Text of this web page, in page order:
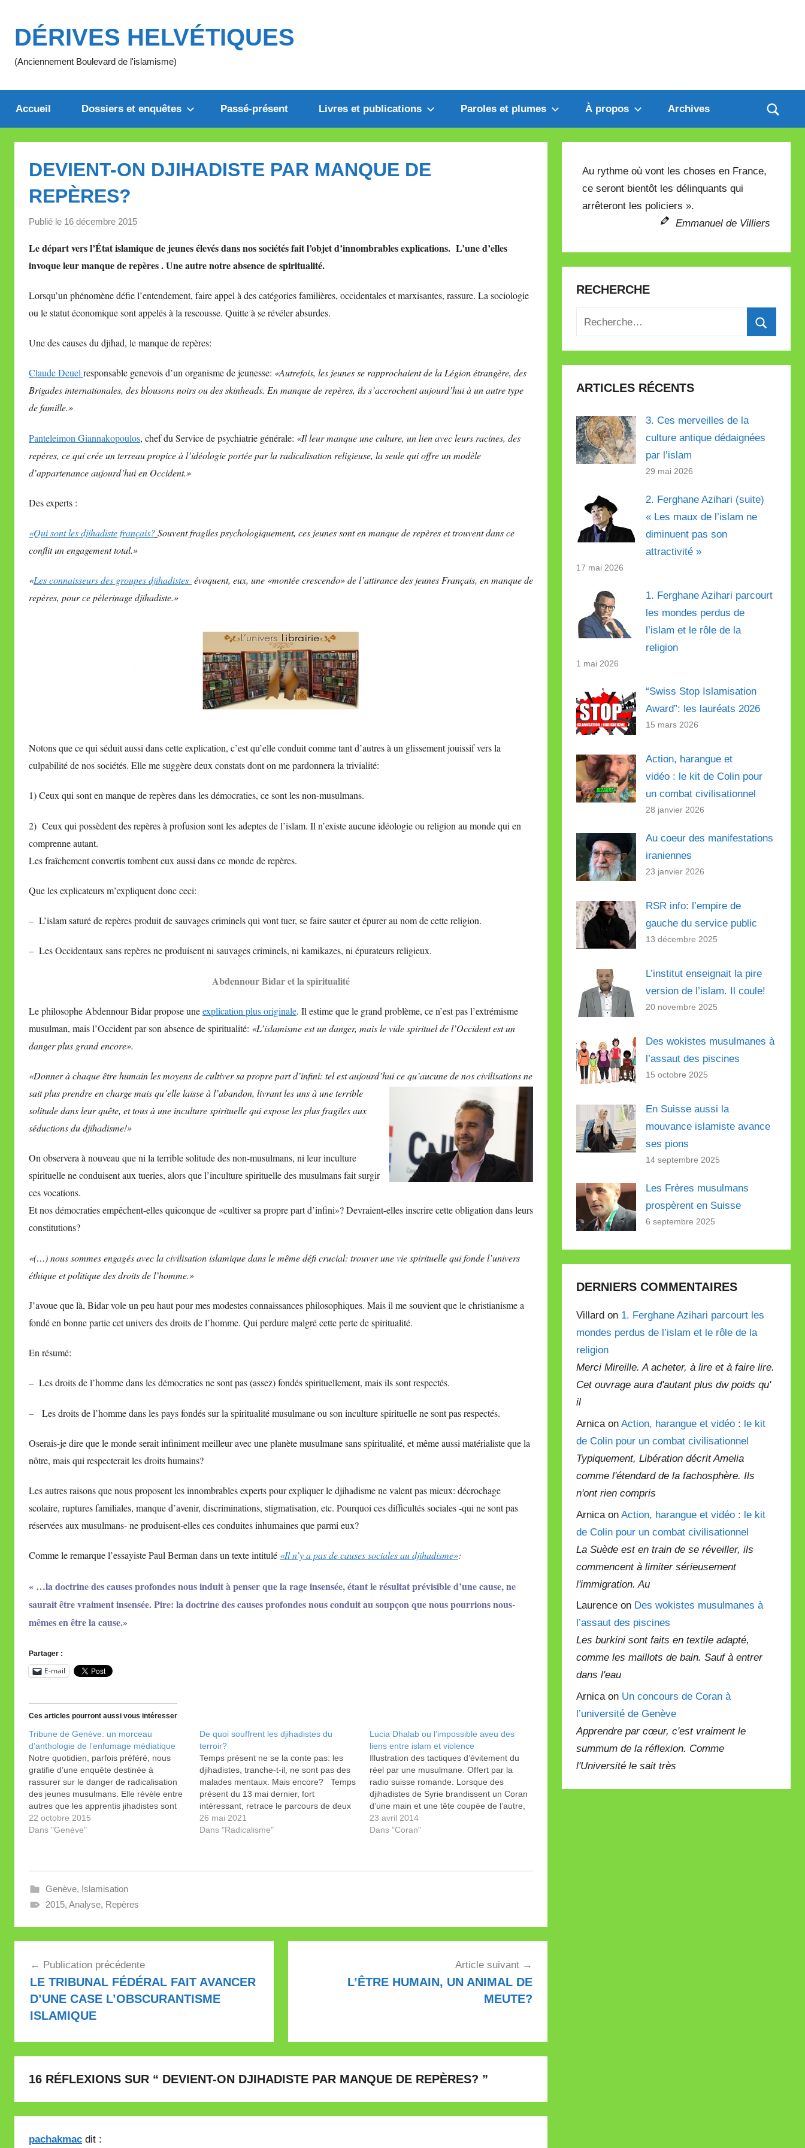
contenu
DÉRIVES HELVÉTIQUES
(Anciennement Boulevard de l'islamisme)
Accueil Dossiers et enquêtes Passé-présent Livres et publications Paroles et plumes À propos Archives
DEVIENT-ON DJIHADISTE PAR MANQUE DE
REPÈRES?
Publié le 16 décembre 2015
r
M
r
e
l
e
V
l
e
Le départ vers l’État islamique de jeunes élevés dans nos sociétés fait l’objet d’innombrables explications. L’une d’elles
invoque leur manque de repères . Une autre notre absence de spiritualité.
Lorsqu’un phénomène défie l’entendement, faire appel à des catégories familières, occidentales et marxisantes, rassure. La sociologie
ou le statut économique sont appelés à la rescousse. Quitte à se révéler absurdes.
Une des causes du djihad, le manque de repères:
Claude Deuelresponsable genevois d’un organisme de jeunesse: «Autrefois, les jeunes se rapprochaient de la Légion étrangère, des
Brigades internationales, des blousons noirs ou des skinheads. En manque de repères, ils s’accrochent aujourd’hui à un autre type
de famille.»
Panteleimon Giannakopoulos, chef du Service de psychiatrie générale: «Il leur manque une culture, un lien avec leurs racines, des
repères, ce qui crée un terreau propice à l’idéologie portée par la radicalisation religieuse, la seule qui offre un modèle
d’appartenance aujourd’hui en Occident.»
Des experts :
«Qui sont les djihadiste français?Souvent fragiles psychologiquement, ces jeunes sont en manque de repères et trouvent dans ce
conflit un engagement total.»
«Les connaisseurs des groupes djihadistes évoquent, eux, une «montée crescendo» de l’attirance des jeunes Français, en manque de
repères, pour ce pèlerinage djihadiste.»
Notons que ce qui séduit aussi dans cette explication, c’est qu’elle conduit comme tant d’autres à un glissement jouissif vers la
culpabilité de nos sociétés. Elle me suggère deux constats dont on me pardonnera la trivialité:
1) Ceux qui sont en manque de repères dans les démocraties, ce sont les non-musulmans.
2) Ceux qui possèdent des repères à profusion sont les adeptes de l’islam. Il n’existe aucune idéologie ou religion au monde qui en
comprenne autant.
Les fraîchement convertis tombent eux aussi dans ce monde de repères.
Que les explicateurs m’expliquent donc ceci:
– L’islam saturé de repères produit de sauvages criminels qui vont tuer, se faire sauter et épurer au nom de cette religion.
– Les Occidentaux sans repères ne produisent ni sauvages criminels, ni kamikazes, ni épurateurs religieux.
Abdennour Bidar et la spiritualité
Le philosophe Abdennour Bidar propose uneexplication plus originale. Il estime que le grand problème, ce n’est pas l’extrémisme
musulman, mais l’Occident par son absence de spiritualité: «L’islamisme est un danger, mais le vide spirituel de l’Occident est un
danger plus grand encore».
«Donner à chaque être humain les moyens de cultiver sa propre part d’infini: tel est aujourd’hui cequ’aucune de nos civilisations ne
sait plus prendre en charge mais qu’elle laisse à l’abandon, livrant les uns à une terrible
solitude dans leur quête, et tous à une inculture spirituelle qui expose les plus fragiles aux
séductions du djihadisme!»
On observera à nouveau que ni la terrible solitude des non-musulmans, ni leur inculture
spirituelle ne conduisent aux tueries, alors que l’inculture spirituelle des musulmans fait surgir
ces vocations.
Et nos démocraties empêchent-elles quiconque de «cultiver sa propre part d’infini»? Devraient-elles inscrire cette obligation dans leurs
constitutions?
«(…) nous sommes engagés avec la civilisation islamique dans le même défi crucial: trouver une vie spirituelle qui fonde l’univers
éthique et politique des droits de l’homme.»
J’avoue que là, Bidar vole un peu haut pour mes modestes connaissances philosophiques. Mais il me souvient que le christianisme a
fondé en bonne partie cet univers des droits de l’homme. Qui perdure malgré cette perte de spiritualité.
En résumé:
– Les droits de l’homme dans les démocraties ne sont pas (assez) fondés spirituellement, mais ils sont respectés.
– Les droits de l’homme dans les pays fondés sur la spiritualité musulmane ou son inculture spirituelle ne sont pas respectés.
Oserais-je dire que le monde serait infiniment meilleur avec une planète musulmane sans spiritualité, et même aussi matérialiste que la
nôtre, mais qui respecterait les droits humains?
Les autres raisons que nous proposent les innombrables experts pour expliquer le djihadisme ne valent pas mieux: décrochage
scolaire, ruptures familiales, manque d’avenir, discriminations, stigmatisation, etc. Pourquoi ces difficultés sociales -qui ne sont pas
réservées aux musulmans- ne produisent-elles ces conduites inhumaines que parmi eux?
Comme le remarque l’essayiste Paul Berman dans un texte intitulé «Il n’y a pas de causes sociales au djihadisme»:
« …la doctrine des causes profondes nous induit à penser que la rage insensée, étant le résultat prévisible d’une cause, ne
saurait être vraiment insensée. Pire: la doctrine des causes profondes nous conduit au soupçon que nous pourrions nous-
mêmes en être la cause.»
Partager :
E-mail
Ces articles pourront aussi vous intéresser
Tribune de Genève: un morceau
d’anthologie de l’enfumage médiatique
Notre quotidien, parfois préféré, nous
gratifie d’une enquête destinée à
rassurer sur le danger de radicalisation
des jeunes musulmans. Elle révèle entre
autres que les apprentis jihadistes sont
en fait des humanistes.
22 octobre 2015
Dans "Genève"
De quoi souffrent les djihadistes du
terroir?
Temps présent ne se la conte pas: les
djihadistes, tranche-t-il, ne sont pas des
malades mentaux. Mais encore? Temps
présent du 13 mai dernier, fort
intéressant, retrace le parcours de deux
djihadistes suisses. En fait, il sont trois.
Le 12 septembre 2020, un Turco-Suisse
26 mai 2021
Dans "Radicalisme"
Lucia Dhalab ou l’impossible aveu des
liens entre islam et violence
Illustration des tactiques d’évitement du
réel par une musulmane. Offert par la
radio suisse romande. Lorsque des
djihadistes de Syrie brandissent un Coran
d’une main et une tête coupée de l’autre,
la question se pose une nouvelle fois du
lien pouvant exister entre ces deux
23 avril 2014
Dans "Coran"
Genève, Islamisation
2015, Analyse, Repères
l’article
Publication précédente
LE TRIBUNAL FÉDÉRAL FAIT AVANCER
D’UNE CASE L’OBSCURANTISME
ISLAMIQUE
Article suivant
L’ÊTRE HUMAIN, UN ANIMAL DE
MEUTE?
16 RÉFLEXIONS SUR “ DEVIENT-ON DJIHADISTE PAR MANQUE DE REPÈRES? ”
pachakmac dit :
Au rythme où vont les choses en France,
ce seront bientôt les délinquants qui
arrêteront les policiers ».
Emmanuel de Villiers
RECHERCHE
Recherche
:
ARTICLES RÉCENTS
3. Ces merveilles de la
culture antique dédaignées
par l’islam
29 mai 2026
2. Ferghane Azihari (suite)
« Les maux de l’islam ne
diminuent pas son
attractivité »
17 mai 2026
1. Ferghane Azihari parcourt
les mondes perdus de
l’islam et le rôle de la
religion
1 mai 2026
“Swiss Stop Islamisation
Award”: les lauréats 2026
15 mars 2026
Action, harangue et
vidéo : le kit de Colin pour
un combat civilisationnel
28 janvier 2026
Au coeur des manifestations
iraniennes
23 janvier 2026
RSR info: l’empire de
gauche du service public
13 décembre 2025
L’institut enseignait la pire
version de l’islam. Il coule!
20 novembre 2025
Des wokistes musulmanes à
l’assaut des piscines
15 octobre 2025
En Suisse aussi la
mouvance islamiste avance
ses pions
14 septembre 2025
Les Frères musulmans
prospèrent en Suisse
6 septembre 2025
DERNIERS COMMENTAIRES
Villard on 1. Ferghane Azihari parcourt les
mondes perdus de l’islam et le rôle de la
religion
Merci Mireille. A acheter, à lire et à faire lire.
Cet ouvrage aura d'autant plus dw poids qu'
il
Arnica onAction, harangue et vidéo : le kit
de Colin pour un combat civilisationnel
Typiquement, Libération décrit Amelia
comme l'étendard de la fachosphère. Ils
n'ont rien compris
Arnica onAction, harangue et vidéo : le kit
de Colin pour un combat civilisationnel
La Suède est en train de se réveiller, ils
commencent à limiter sérieusement
l'immigration. Au
Laurence on Des wokistes musulmanes à
l’assaut des piscines
Les burkini sont faits en textile adapté,
comme les maillots de bain. Sauf à entrer
dans l'eau
Arnica on Un concours de Coran à
l’université de Genève
Apprendre par cœur, c'est vraiment le
summum de la réflexion. Comme
l'Université le sait très